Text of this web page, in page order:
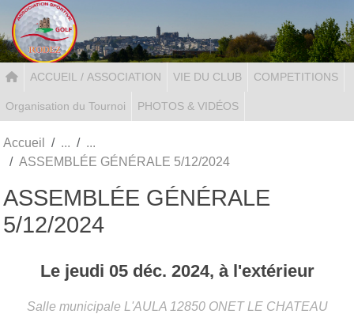
ACCUEIL / ASSOCIATION VIE DU CLUB COMPETITIONS
Organisation du Tournoi PHOTOS & VIDÉOS
Accueil
ASSEMBLÉE GÉNÉRALE 5/12/2024
ASSEMBLÉE GÉNÉRALE
5/12/2024
Le jeudi 05 déc. 2024, à l'extérieur
Salle municipale L'AULA 12850 ONET LE CHATEAU
Panneau de gestion des cookies